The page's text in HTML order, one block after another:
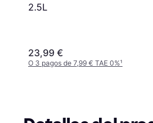
2.5L
23,99 €
O 3 pagos de 7,99 € TAE 0%¹